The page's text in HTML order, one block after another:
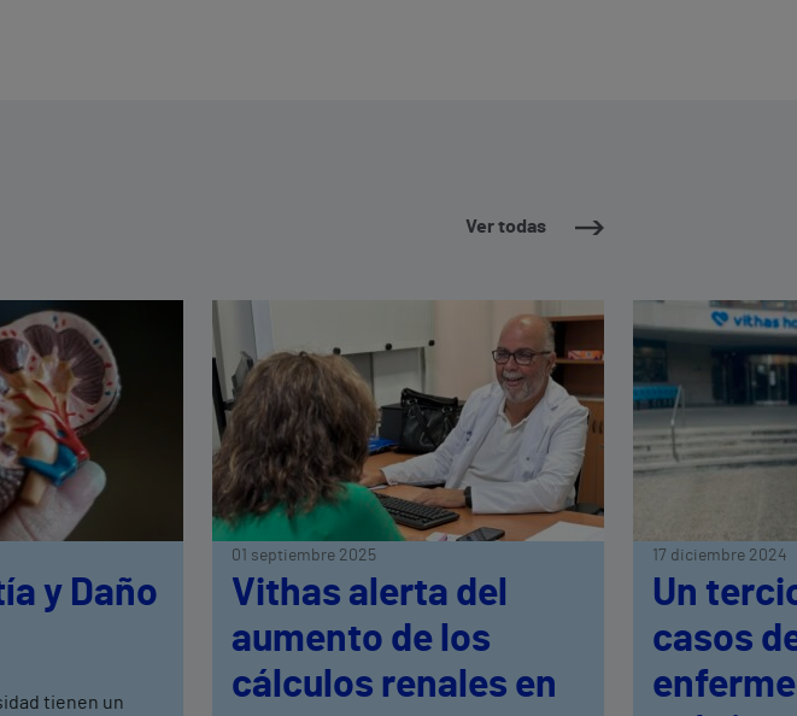
Ver todas
y Daño
tienen un
01 septiembre 2025
Vithas alerta del
aumento de los
cálculos renales en
17 diciembre 2024
Un
casos